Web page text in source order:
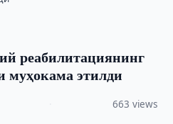
реабилитациянинг
муҳокама этилди
663 views